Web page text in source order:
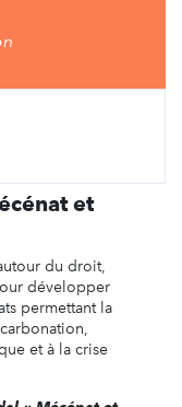
et
du droit,
développer
permettant la
et à la crise